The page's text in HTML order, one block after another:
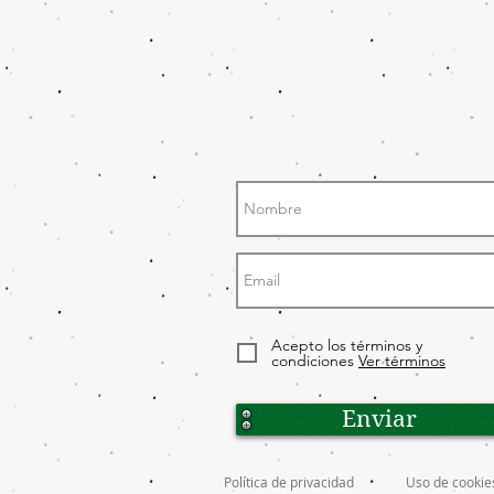
Acepto los términos y
condiciones Ver términos
Enviar
Política de privacidad Uso de